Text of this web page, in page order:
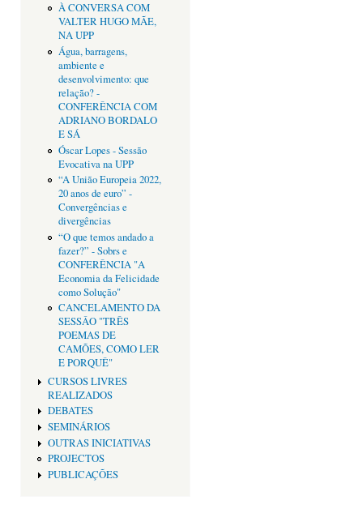
À CONVERSA COM
VALTER HUGO MÃE,
NA UPP
Água, barragens,
ambiente e
desenvolvimento: que
relação? -
CONFERÊNCIA COM
ADRIANO BORDALO
E SÁ
Óscar Lopes - Sessão
Evocativa na UPP
“A União Europeia 2022,
20 anos de euro” -
Convergências e
divergências
“O que temos andado a
fazer?” - Sobrs e
CONFERÊNCIA "A
Economia da Felicidade
como Solução"
CANCELAMENTO DA
SESSÂO "TRÊS
POEMAS DE
CAMÕES, COMO LER
E PORQUÊ"
CURSOS LIVRES
REALIZADOS
DEBATES
SEMINÁRIOS
OUTRAS INICIATIVAS
PROJECTOS
PUBLICAÇÕES